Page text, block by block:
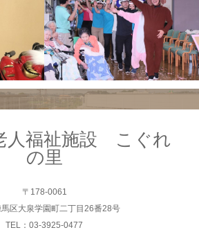
人福祉施設 こぐれ
の里
〒178-0061
区大泉学園町二丁目26番28号
TEL：03-3925-0477